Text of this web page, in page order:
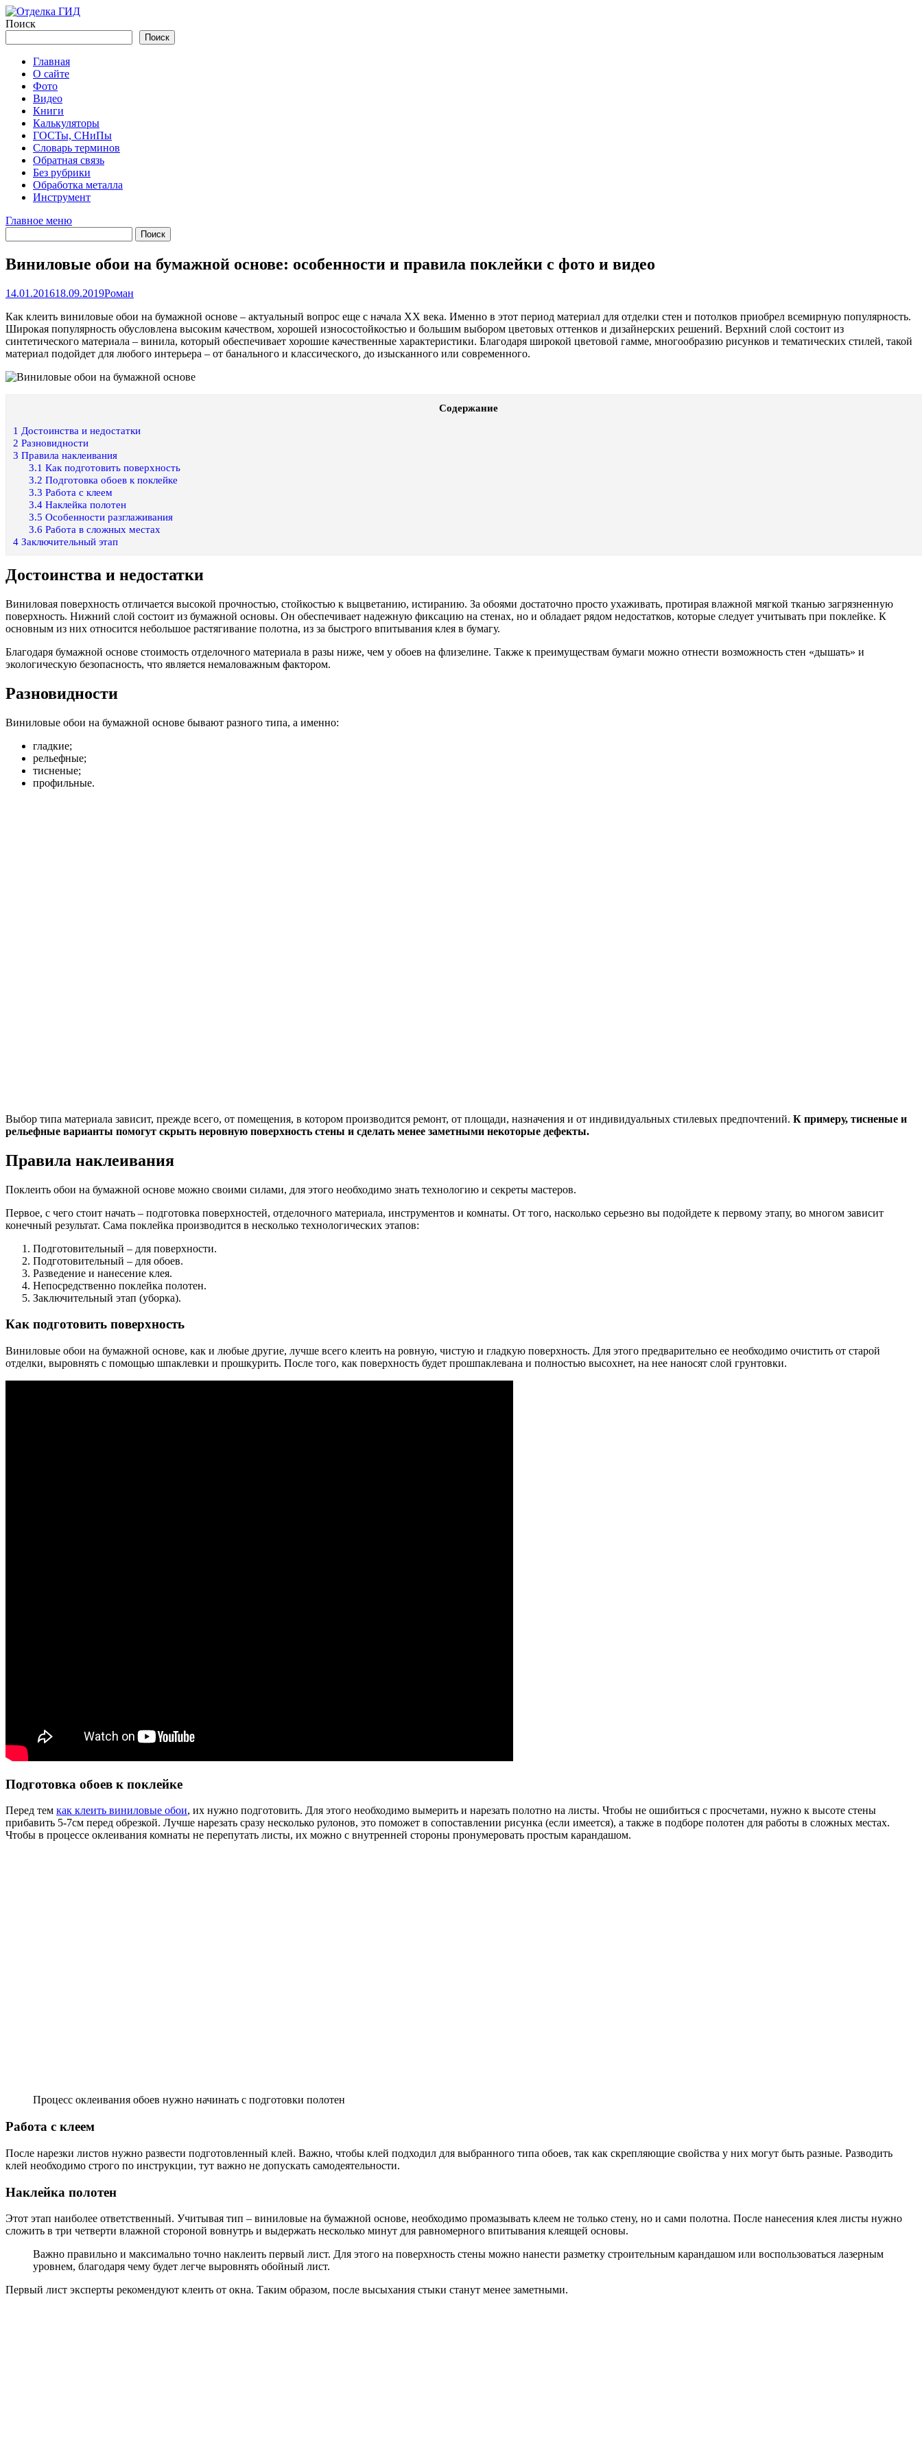
Перейти
к
Поиск
Поиск
Главная
О сайте
Фото
Видео
Книги
Калькуляторы
ГОСТы, СНиПы
Словарь терминов
Обратная связь
Без рубрики
Обработка металла
Инструмент
Главное меню
Виниловые обои на бумажной основе: особенности и правила поклейки с фото и видео
14.01.201618.09.2019Роман
Как клеить виниловые обои на бумажной основе – актуальный вопрос еще с начала XX века. Именно в этот период материал для отделки стен и потолков приобрел всемирную популярность.
Широкая популярность обусловлена высоким качеством, хорошей износостойкостью и большим выбором цветовых оттенков и дизайнерских решений. Верхний слой состоит из
синтетического материала – винила, который обеспечивает хорошие качественные характеристики. Благодаря широкой цветовой гамме, многообразию рисунков и тематических стилей, такой
материал подойдет для любого интерьера – от банального и классического, до изысканного или современного.
Содержание
1 Достоинства и недостатки
2 Разновидности
3 Правила наклеивания
3.1 Как подготовить поверхность
3.2 Подготовка обоев к поклейке
3.3 Работа с клеем
3.4Наклейка полотен
3.5 Особенности разглаживания
3.6 Работа в сложных местах
4 Заключительный этап
Достоинства и недостатки
Виниловая поверхность отличается высокой прочностью, стойкостью к выцветанию, истиранию. За обоями достаточно просто ухаживать, протирая влажной мягкой тканью загрязненную
поверхность. Нижний слой состоит из бумажной основы. Он обеспечивает надежную фиксацию на стенах, но и обладает рядом недостатков, которые следует учитывать при поклейке. К
основным из них относится небольшое растягивание полотна, из за быстрого впитывания клея в бумагу.
Благодаря бумажной основе стоимость отделочного материала в разы ниже, чем у обоев на флизелине. Также к преимуществам бумаги можно отнести возможность стен «дышать» и
экологическую безопасность, что является немаловажным фактором.
Разновидности
Виниловые обои на бумажной основе бывают разного типа, а именно:
гладкие;
рельефные;
тисненые;
профильные.
Выбор типа материала зависит, прежде всего, от помещения, в котором производится ремонт, от площади, назначения и от индивидуальных стилевых предпочтений. К примеру, тисненые и
рельефные варианты помогут скрыть неровную поверхность стены и сделать менее заметными некоторые дефекты.
Правила наклеивания
Поклеить обои на бумажной основе можно своими силами, для этого необходимо знать технологию и секреты мастеров.
Первое, с чего стоит начать – подготовка поверхностей, отделочного материала, инструментов и комнаты. От того, насколько серьезно вы подойдете к первому этапу, во многом зависит
конечный результат. Сама поклейка производится в несколько технологических этапов:
Подготовительный – для поверхности.
Подготовительный – для обоев.
Разведение и нанесение клея.
Непосредственно поклейка полотен.
Заключительный этап (уборка).
Как подготовить поверхность
Виниловые обои на бумажной основе, как и любые другие, лучше всего клеить на ровную, чистую и гладкую поверхность. Для этого предварительно ее необходимо очистить от старой
отделки, выровнять с помощью шпаклевки и прошкурить. После того, как поверхность будет прошпаклевана и полностью высохнет, на нее наносят слой грунтовки.
Подготовка обоев к поклейке
Перед тем как клеить виниловые обои, их нужно подготовить. Для этого необходимо вымерить и нарезать полотно на листы. Чтобы не ошибиться с просчетами, нужно к высоте стены
прибавить 5-7см перед обрезкой. Лучше нарезать сразу несколько рулонов, это поможет в сопоставлении рисунка (если имеется), а также в подборе полотен для работы в сложных местах.
Чтобы в процессе оклеивания комнаты не перепутать листы, их можно с внутренней стороны пронумеровать простым карандашом.
Процесс оклеивания обоев нужно начинать с подготовки полотен
Работа с клеем
После нарезки листов нужно развести подготовленный клей. Важно, чтобы клей подходил для выбранного типа обоев, так как скрепляющие свойства у них могут быть разные. Разводить
клей необходимо строго по инструкции, тут важно не допускать самодеятельности.
Наклейка полотен
Этот этап наиболее ответственный. Учитывая тип – виниловые на бумажной основе, необходимо промазывать клеем не только стену, но и сами полотна. После нанесения клея листы нужно
сложить в три четверти влажной стороной вовнутрь и выдержать несколько минут для равномерного впитывания клеящей основы.
Важно правильно и максимально точно наклеить первый лист. Для этого на поверхность стены можно нанести разметку строительным карандашом или воспользоваться лазерным
уровнем, благодаря чему будет легче выровнять обойный лист.
Первый лист эксперты рекомендуют клеить от окна. Таким образом, после высыхания стыки станут менее заметными.